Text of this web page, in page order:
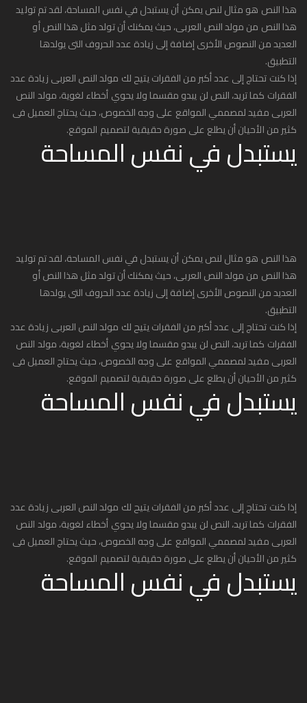
هذا النص هو مثال لنص يمكن أن يستبدل في نفس المساحة، لقد تم توليد
هذا النص من مولد النص العربى، حيث يمكنك أن تولد مثل هذا النص أو
العديد من النصوص الأخرى إضافة إلى زيادة عدد الحروف التى يولدها
التطبيق.
إذا كنت تحتاج إلى عدد أكبر من الفقرات يتيح لك مولد النص العربى زيادة عدد
الفقرات كما تريد، النص لن يبدو مقسما ولا يحوي أخطاء لغوية، مولد النص
العربى مفيد لمصممي المواقع على وجه الخصوص، حيث يحتاج العميل فى
كثير من الأحيان أن يطلع على صورة حقيقية لتصميم الموقع.
يستبدل في نفس المساحة
هذا النص هو مثال لنص يمكن أن يستبدل في نفس المساحة، لقد تم توليد
هذا النص من مولد النص العربى، حيث يمكنك أن تولد مثل هذا النص أو
العديد من النصوص الأخرى إضافة إلى زيادة عدد الحروف التى يولدها
التطبيق.
إذا كنت تحتاج إلى عدد أكبر من الفقرات يتيح لك مولد النص العربى زيادة عدد
الفقرات كما تريد، النص لن يبدو مقسما ولا يحوي أخطاء لغوية، مولد النص
العربى مفيد لمصممي المواقع على وجه الخصوص، حيث يحتاج العميل فى
كثير من الأحيان أن يطلع على صورة حقيقية لتصميم الموقع.
يستبدل في نفس المساحة
إذا كنت تحتاج إلى عدد أكبر من الفقرات يتيح لك مولد النص العربى زيادة عدد
الفقرات كما تريد، النص لن يبدو مقسما ولا يحوي أخطاء لغوية، مولد النص
العربى مفيد لمصممي المواقع على وجه الخصوص، حيث يحتاج العميل فى
كثير من الأحيان أن يطلع على صورة حقيقية لتصميم الموقع.
يستبدل في نفس المساحة